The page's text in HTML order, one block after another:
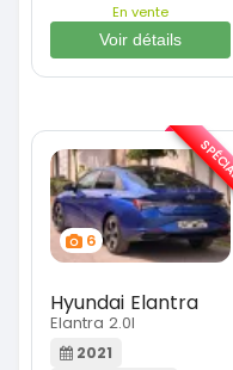
En vente
Voir détails
6
Hyundai Elantra
Elantra 2.0l
2021